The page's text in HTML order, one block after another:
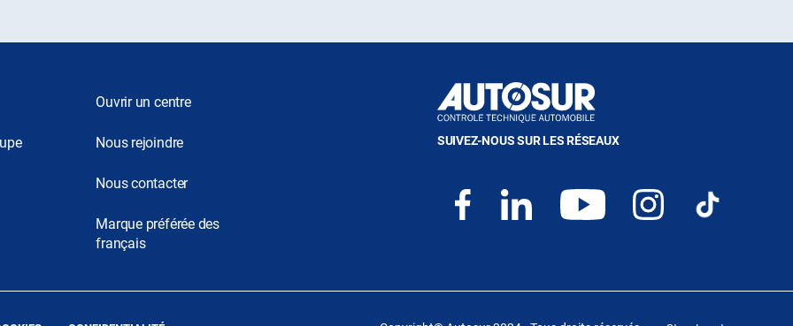
Ouvrir un centre
Nous rejoindre
Nous contacter
Marque préférée des
français
SUIVEZ-NOUS SUR LES RÉSEAUX